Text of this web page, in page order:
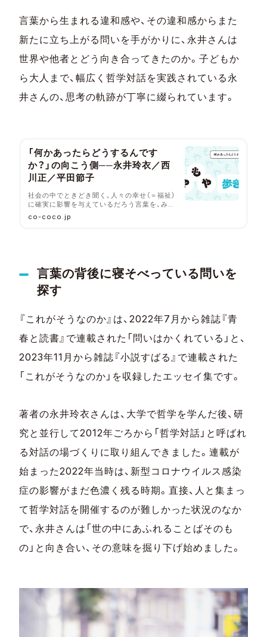
言葉から生まれる違和感や、その違和感からまた
新たに立ち上がる問いを手がかりに、永井さんは
世界や他者とどう向き合ってきたのか。子どもか
ら大人まで、幅広く哲学対話を実践されている永
井さんの、思考の軌跡が丁寧に綴られています。
「何かあったらどうするんです
か？」の向こう側──永井玲衣／西
川正／平田節子
社会の中でときどき聞く、人々の幸せ（＝福祉）
に確実に影響を与えているだろう言葉を、みん
なで考えていくシリーズ。初回は、哲学対話の
活動を幅広く行う永井玲衣さん、地域で遊び場
co-coco.jp
言葉の背後に寝そべっている問いを
探す
『これがそうなのか』は、2022年7月から雑誌『青
春と読書』で連載された「問いはかくれている」と、
2023年11月から雑誌『小説すばる』で連載された
「これがそうなのか」を収録したエッセイ集です。
著者の永井玲衣さんは、大学で哲学を学んだ後、研
究と並行して2012年ごろから「哲学対話」と呼ばれ
る対話の場づくりに取り組んできました。連載が
始まった2022年当時は、新型コロナウイルス感染
症の影響がまだ色濃く残る時期。直接、人と集まっ
て哲学対話を開催するのが難しかった状況のなか
で、永井さんは「世の中にあふれることばそのも
の」と向き合い、その意味を掘り下げ始めました。